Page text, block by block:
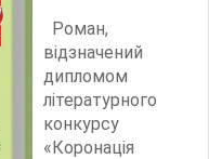
Роман,
відзначений
дипломом
літературного
конкурсу
«Коронація